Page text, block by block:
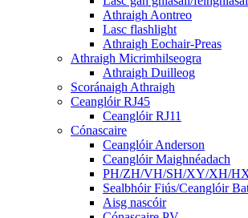
Athraigh Aontreo
Lasc flashlight
Athraigh Eochair-Preas
Athraigh Micrimhilseogra
Athraigh Duilleog
Scoránaigh Athraigh
Ceanglóir RJ45
Ceanglóir RJ11
Cónascaire
Ceanglóir Anderson
Ceanglóir Maighnéadach
PH/ZH/VH/SH/XY/XH/
Sealbhóir Fiús/Ceanglóir
Aisg nascóir